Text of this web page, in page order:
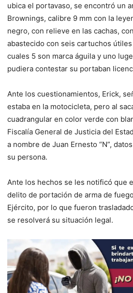
ubica el portavaso, se encontró un
Brownings, calibre 9 mm con la
negro, con relieve en las cachas,
abastecido con seis cartuchos
cuales 5 son marca águila y uno
pudiera contestar su portaban
Ante los cuestionamientos, Erick,
estaba en la motocicleta, pero al
cuadrangular en color verde con
Fiscalía General de Justicia del
a nombre de Juan Ernesto “N”,
su persona.
Ante los hechos se les notificó que
delito de portación de arma de
Ejército, por lo que fueron
se resolverá su situación legal.